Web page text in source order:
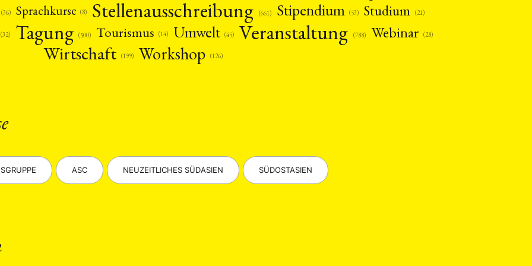
Mitgliedern (4) Art ASIEN (Zeitschrift) (25) Auszeichnung (12) Bericht
(36) Sprachkurse (8) Stellenausschreibung (661) Stipendium (53) Studium (21)
(32) Tagung (500) Tourismus (14) Umwelt (45) Veranstaltung (788) Webinar (28)
Wirtschaft (199) Workshop (126)
ASC NEUZEITLICHES SÜDASIEN SÜDOSTASIEN